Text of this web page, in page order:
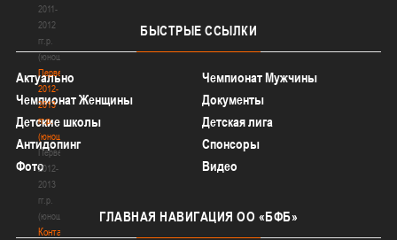
2011-
2012
гг.р.
(юноши)
Первенство
2012-
2013
гг.р.
(юноши)
Первенство
2012-
2013
гг.р.
(юноши)
Контакты
БЫСТРЫЕ ССЫЛКИ
Актуально
Чемпионат Мужчины
Чемпионат Женщины
Документы
Детские школы
Детская лига
Антидопинг
Спонсоры
Фото
Видео
ГЛАВНАЯ НАВИГАЦИЯ ОО «БФБ»